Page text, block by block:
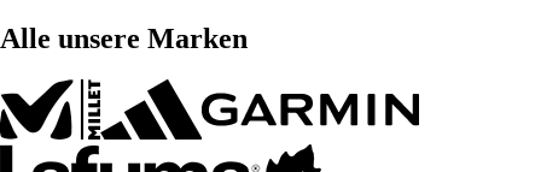
Alle unsere Marken